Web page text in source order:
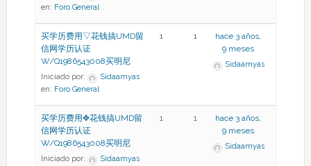
en: Foro General
买学历费用▽花钱搞UMD留
信网学历认证
W/Q1986543008买明尼
Iniciado por:
Sidaamyas
en: Foro General
1 1
hace 3 años,
9 meses
Sidaamyas
买学历费用✥花钱搞UMD留
信网学历认证
W/Q1986543008买明尼
Iniciado por:
Sidaamyas
1 1
hace 3 años,
9 meses
Sidaamyas